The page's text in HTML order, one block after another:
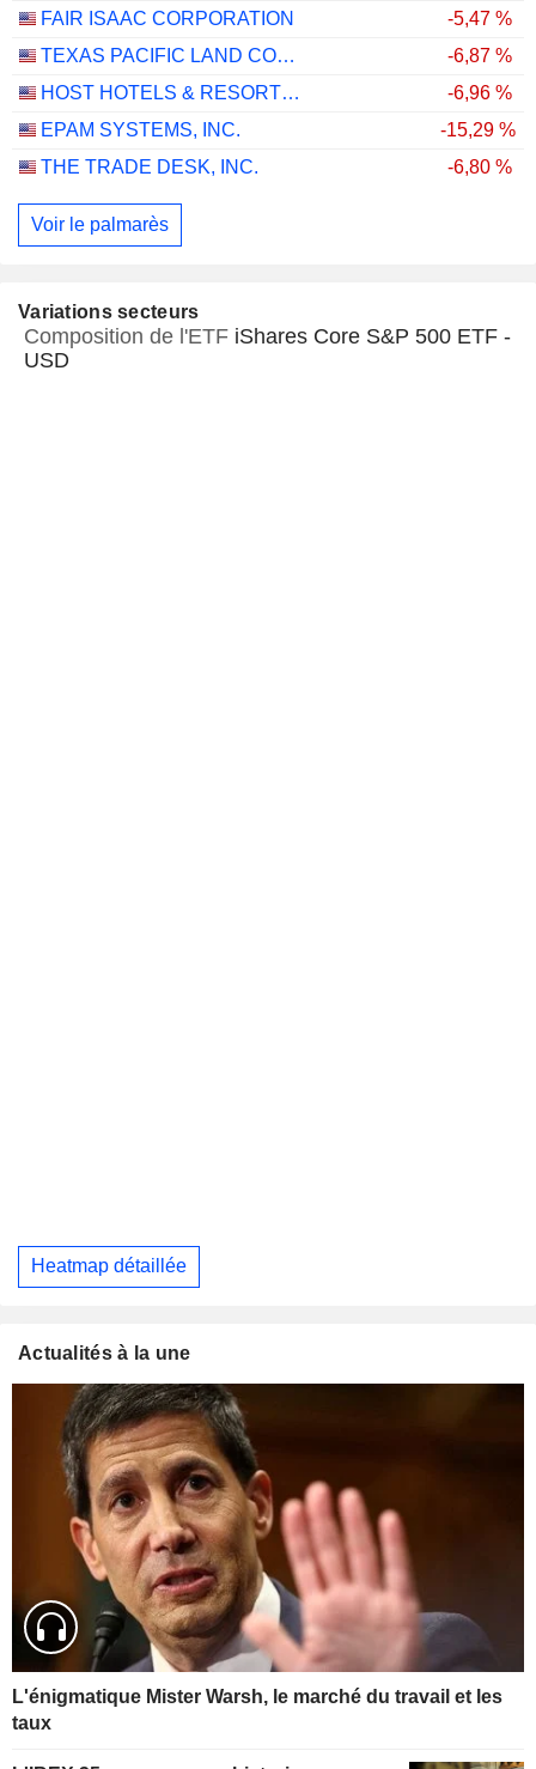
FAIR ISAAC CORPORATION
-5,47 %
TEXAS PACIFIC LAND CORPORATION
-6,87 %
HOST HOTELS & RESORTS, INC.
-6,96 %
EPAM SYSTEMS, INC.
-15,29 %
THE TRADE DESK, INC.
-6,80 %
Voir le palmarès
Variations secteurs
Composition de l'ETF iShares Core S&P 500 ETF -
USD
Heatmap détaillée
Actualités à la une
L'énigmatique Mister Warsh, le marché du travail et les
taux